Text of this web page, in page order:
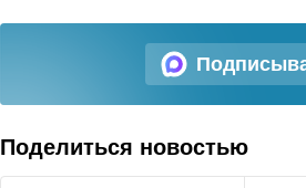
Поделиться новостью